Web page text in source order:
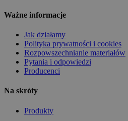
Ważne informacje
Jak działamy
Polityka prywatności i cookies
Rozpowszechnianie materiałów
Pytania i odpowiedzi
Producenci
Na skróty
Produkty